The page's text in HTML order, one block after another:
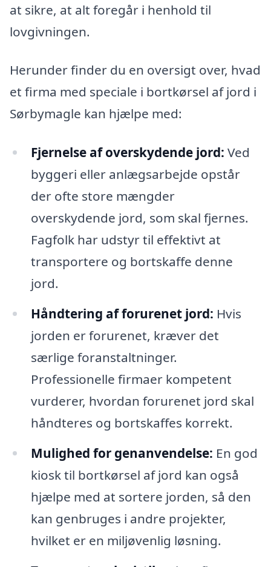
at sikre, at alt foregår i henhold til
lovgivningen.
Herunder finder du en oversigt over, hvad
et firma med speciale i bortkørsel af jord i
Sørbymagle kan hjælpe med:
Fjernelse af overskydende jord: Ved
byggeri eller anlægsarbejde opstår
der ofte store mængder
overskydende jord, som skal fjernes.
Fagfolk har udstyr til effektivt at
transportere og bortskaffe denne
jord.
Håndtering af forurenet jord: Hvis
jorden er forurenet, kræver det
særlige foranstaltninger.
Professionelle firmaer kompetent
vurderer, hvordan forurenet jord skal
håndteres og bortskaffes korrekt.
Mulighed for genanvendelse: En god
kiosk til bortkørsel af jord kan også
hjælpe med at sortere jorden, så den
kan genbruges i andre projekter,
hvilket er en miljøvenlig løsning.